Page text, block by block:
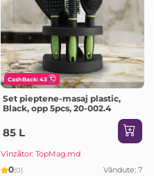
CashBack: 43
Set pieptene-masaj plastic,
Black, opp 5pcs, 20-002.4
85 L
Vînzător: TopMag.md
0(0) Vândute: 7